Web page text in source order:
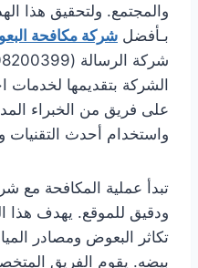
والمجتمع. ولتحقيق هذا
بـأفضل شركة مكافحة
الشركة بتقديمها لخدمات
على فريق من الخبراء
واستخدام أحدث التقنيات
تبدأ عملية المكافحة مع
ودقيق للموقع. يهدف هذا
تكاثر البعوض ومصادر
بيضه. يقوم الفريق